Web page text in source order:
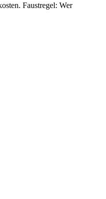
Faustregel: Wer